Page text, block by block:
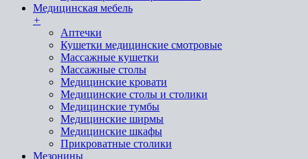
Медицинская мебель
+
Аптечки
Кушетки медицинские смотровые
Массажные кушетки
Массажные столы
Медицинские кровати
Медицинские столы и столики
Медицинские тумбы
Медицинские ширмы
Медицинские шкафы
Прикроватные столики
Мезонины